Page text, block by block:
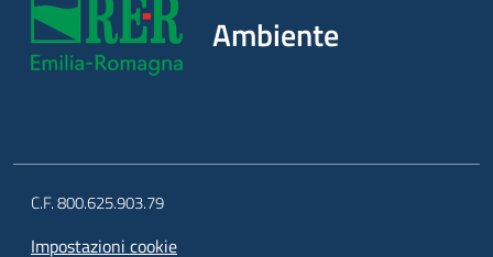
Ambiente
C.F. 800.625.903.79
Impostazioni cookie